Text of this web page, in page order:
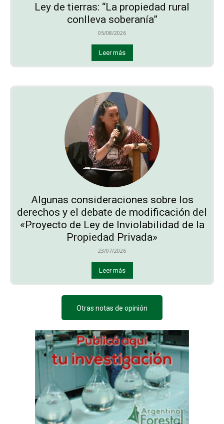
Ley de tierras: “La propiedad rural
conlleva soberanía”
05/08/2026
Leer más
Algunas consideraciones sobre los
derechos y el debate de modificación del
«Proyecto de Ley de Inviolabilidad de la
Propiedad Privada»
23/07/2026
Leer más
Otras notas de opinión